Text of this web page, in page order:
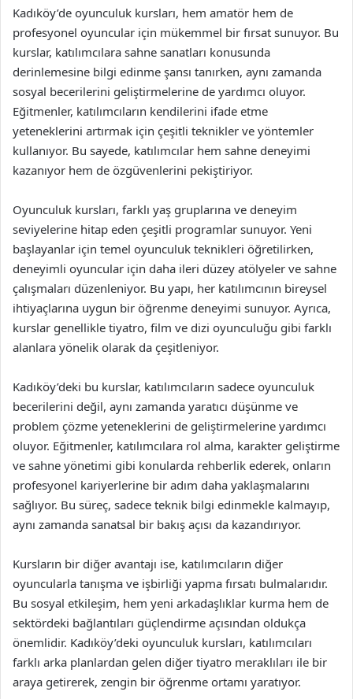
Kadıköy’de oyunculuk kursları, hem amatör hem de
profesyonel oyuncular için mükemmel bir fırsat sunuyor. Bu
kurslar, katılımcılara sahne sanatları konusunda
derinlemesine bilgi edinme şansı tanırken, aynı zamanda
sosyal becerilerini geliştirmelerine de yardımcı oluyor.
Eğitmenler, katılımcıların kendilerini ifade etme
yeteneklerini artırmak için çeşitli teknikler ve yöntemler
kullanıyor. Bu sayede, katılımcılar hem sahne deneyimi
kazanıyor hem de özgüvenlerini pekiştiriyor.
Oyunculuk kursları, farklı yaş gruplarına ve deneyim
seviyelerine hitap eden çeşitli programlar sunuyor. Yeni
başlayanlar için temel oyunculuk teknikleri öğretilirken,
deneyimli oyuncular için daha ileri düzey atölyeler ve sahne
çalışmaları düzenleniyor. Bu yapı, her katılımcının bireysel
ihtiyaçlarına uygun bir öğrenme deneyimi sunuyor. Ayrıca,
kurslar genellikle tiyatro, film ve dizi oyunculuğu gibi farklı
alanlara yönelik olarak da çeşitleniyor.
Kadıköy’deki bu kurslar, katılımcıların sadece oyunculuk
becerilerini değil, aynı zamanda yaratıcı düşünme ve
problem çözme yeteneklerini de geliştirmelerine yardımcı
oluyor. Eğitmenler, katılımcılara rol alma, karakter geliştirme
ve sahne yönetimi gibi konularda rehberlik ederek, onların
profesyonel kariyerlerine bir adım daha yaklaşmalarını
sağlıyor. Bu süreç, sadece teknik bilgi edinmekle kalmayıp,
aynı zamanda sanatsal bir bakış açısı da kazandırıyor.
Kursların bir diğer avantajı ise, katılımcıların diğer
oyuncularla tanışma ve işbirliği yapma fırsatı bulmalarıdır.
Bu sosyal etkileşim, hem yeni arkadaşlıklar kurma hem de
sektördeki bağlantıları güçlendirme açısından oldukça
önemlidir. Kadıköy’deki oyunculuk kursları, katılımcıları
farklı arka planlardan gelen diğer tiyatro meraklıları ile bir
araya getirerek, zengin bir öğrenme ortamı yaratıyor.